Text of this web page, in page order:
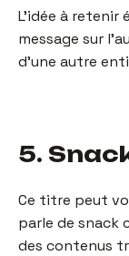
L’idée à
message sur
d’une autre
5.
Ce titre peut
parle de snack
des contenus